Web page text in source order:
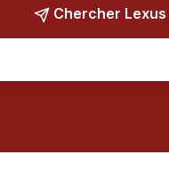
Chercher Lexus